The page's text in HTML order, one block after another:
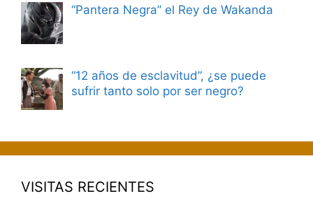
“Pantera Negra” el Rey de Wakanda
“12 años de esclavitud”, ¿se puede
sufrir tanto solo por ser negro?
VISITAS RECIENTES